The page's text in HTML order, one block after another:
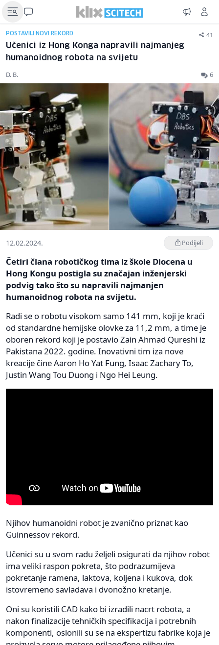
POSTAVILI NOVI REKORD 41
Učenici iz Hong Konga napravili najmanjeg
humanoidnog robota na svijetu
D. B. 6
12.02.2024. Podijeli
Četiri člana robotičkog tima iz škole Diocena u
Hong Kongu postigla su značajan inženjerski
podvig tako što su napravili najmanjen
humanoidnog robota na svijetu.
Radi se o robotu visokom samo 141 mm, koji je kraći
od standardne hemijske olovke za 11,2 mm, a time je
oboren rekord koji je postavio Zain Ahmad Qureshi iz
Pakistana 2022. godine. Inovativni tim iza nove
kreacije čine Aaron Ho Yat Fung, Isaac Zachary To,
Justin Wang Tou Duong i Ngo Hei Leung.
Njihov humanoidni robot je zvanično priznat kao
Guinnessov rekord.
Učenici su u svom radu željeli osigurati da njihov robot
ima veliki raspon pokreta, što podrazumijeva
pokretanje ramena, laktova, koljena i kukova, dok
istovremeno savladava i dvonožno kretanje.
Oni su koristili CAD kako bi izradili nacrt robota, a
nakon finalizacije tehničkih specifikacija i potrebnih
komponenti, oslonili su se na ekspertizu fabrike koja je